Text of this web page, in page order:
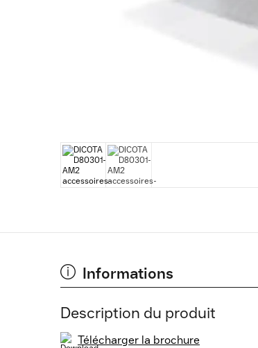
Informations
Description du produit
Télécharger la brochure